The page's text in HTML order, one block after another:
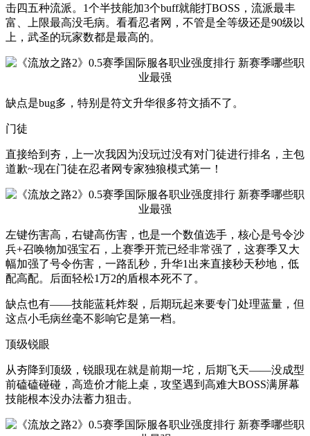
击四五种流派。1个半技能加3个buff就能打BOSS，流派最丰
富、上限最高没毛病。看看忍者网，不管是全等级还是90级以
上，武圣的玩家数都是最高的。
缺点是bug多，特别是符文升华很多符文插不了。
门徒
直接给到夯，上一次我因为没玩过没有对门徒进行排名，主包
道歉~现在门徒在忍者网专家独狼模式第一！
左键伤害高，右键高伤害，也是一个数值选手，核心是号令沙
兵+召唤物加强宝石，上赛季开荒已经非常强了，这赛季又大
幅加强了号令伤害，一路乱秒，升华1出来直接秒天秒地，低
配高配。后面轻松1万2的盾根本死不了。
缺点也有——技能蓝耗炸裂，后期玩起来要专门处理蓝量，但
这点小毛病丝毫不影响它是第一档。
顶级锐眼
从夯降到顶级，锐眼现在就是前期一坨，后期飞天——没成型
前磕磕碰碰，高造价才能上桌，攻坚遇到高难大BOSS满屏幕
技能根本没办法蓄力狙击。